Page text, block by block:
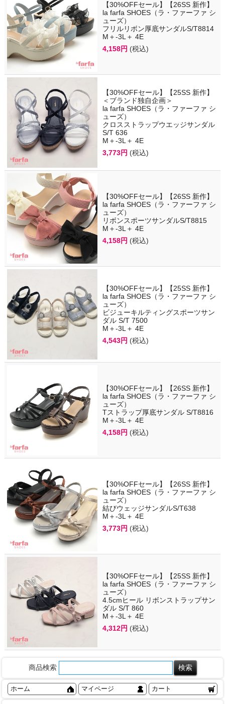
【30%OFFセール】【26SS 新作】
la farfa SHOES（ラ・ファーファ シ
ューズ）
フリルリボン厚底サンダルS/T8814
M＋-3L＋ 4E
4,158円 (税込)
【30%OFFセール】【25SS 新作】
＜ブランド独自企画＞
la farfa SHOES（ラ・ファーファ シ
ューズ）
クロスストラップウエッジサンダル
S/T 636
M＋-3L＋ 4E
3,773円 (税込)
【30%OFFセール】【26SS 新作】
la farfa SHOES（ラ・ファーファ シ
ューズ）
リボンスポーツサンダルS/T8815
M＋-3L＋ 4E
4,158円 (税込)
【30%OFFセール】【25SS 新作】
la farfa SHOES（ラ・ファーファ シ
ューズ）
ビジューキルティングスポーツサン
ダル S/T 7500
M＋-3L＋ 4E
4,543円 (税込)
【30%OFFセール】【26SS 新作】
la farfa SHOES（ラ・ファーファ シ
ューズ）
Tストラップ厚底サンダル S/T8816
M＋-3L＋ 4E
4,158円 (税込)
【30%OFFセール】【26SS 新作】
la farfa SHOES（ラ・ファーファ シ
ューズ）
結びウェッジサンダルS/T638
M＋-3L＋ 4E
3,773円 (税込)
【30%OFFセール】【25SS 新作】
la farfa SHOES（ラ・ファーファ シ
ューズ）
4.5cmヒール リボンストラップサン
ダル S/T 860
M＋-3L＋ 4E
4,312円 (税込)
商品検索
ホーム マイページ カート